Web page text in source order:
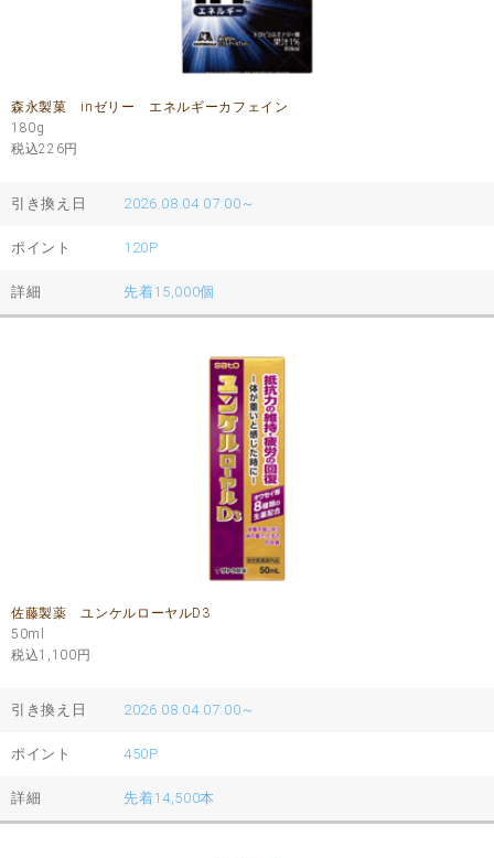
森永製菓 inゼリー エネルギーカフェイン
180g
税込226円
引き換え日 2026.08.04 07:00～
ポイント 120P
詳細 先着15,000個
佐藤製薬 ユンケルローヤルD3
50ml
税込1,100円
引き換え日 2026.08.04 07:00～
ポイント 450P
詳細 先着14,500本